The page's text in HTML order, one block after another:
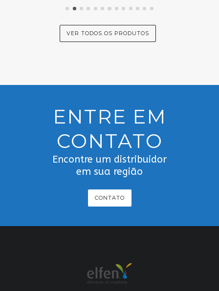
VER TODOS OS PRODUTOS
ENTRE EM
CONTATO
Encontre um distribuidor
em sua região
CONTATO